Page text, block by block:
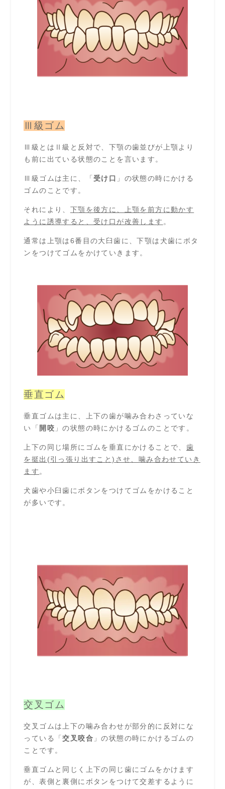
Ⅲ級ゴム
Ⅲ級とはⅡ級と反対で、下顎の歯並びが上顎より
も前に出ている状態のことを言います。
Ⅲ級ゴムは主に、「受け口 」の状態の時にかける
ゴムのことです。
それにより、 下顎を後方に、上顎を前方に動かす
ように誘導すると、受け口が改善します 。
通常は上顎は6番目の大臼歯に、下顎は犬歯にボタ
ンをつけてゴムをかけていきます。
垂直ゴム
垂直ゴムは主に、上下の歯が噛み合わさっていな
い「 開咬 」の状態の時にかけるゴムのことです。
上下の同じ場所にゴムを垂直にかけることで、 歯
を挺出(引っ張り出すこと)させ、噛み合わせていき
ます 。
犬歯や小臼歯にボタンをつけてゴムをかけること
が多いです。
交叉ゴム
交叉ゴムは上下の噛み合わせが部分的に反対にな
っている「交叉咬合 」の状態の時にかけるゴムの
ことです。
垂直ゴムと同じく上下の同じ歯にゴムをかけます
が、表側と裏側にボタンをつけて交差するように